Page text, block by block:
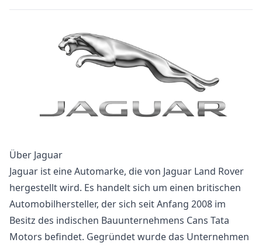
Über Jaguar
Jaguar ist eine Automarke, die von Jaguar Land Rover
hergestellt wird. Es handelt sich um einen britischen
Automobilhersteller, der sich seit Anfang 2008 im
Besitz des indischen Bauunternehmens Cans Tata
Motors befindet. Gegründet wurde das Unternehmen